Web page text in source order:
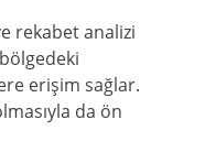
rekabet analizi
erişim sağlar.
da ön